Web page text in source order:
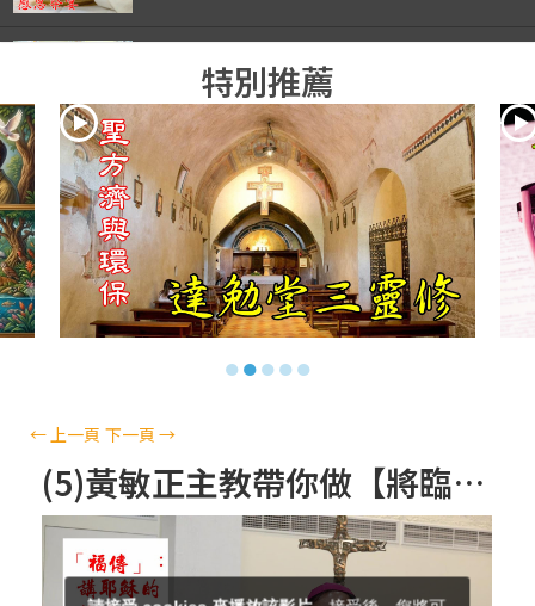
錢玲珠 老師
【信仰之旅】第十五集：「入門聖事」—錢
玲珠 老師
【信仰之旅】第十四集：「天主十誡(下)」
—金毓瑋 神父
【信仰之旅】第十三集：「天主十誡(上)」
—金毓瑋 神父
【信仰之旅】第十二集：「聖母、聖人」—
【信仰之旅】第十一集：「教 會」(推廣片)
特別推薦
●●●●●
← 上一頁 下一頁→
(5)黃敏正主教帶你做【將臨期避靜】—「福傳」：講耶穌的故事